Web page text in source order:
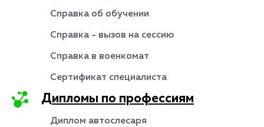
Справка об обучении
Справка - вызов на сессию
Справка в военкомат
Сертификат специалиста
Дипломы по профессиям
Диплом автослесаря